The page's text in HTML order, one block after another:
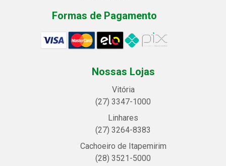
Formas de Pagamento
Nossas Lojas
Vitória
(27) 3347-1000
Linhares
(27) 3264-8383
Cachoeiro de Itapemirim
(28) 3521-5000